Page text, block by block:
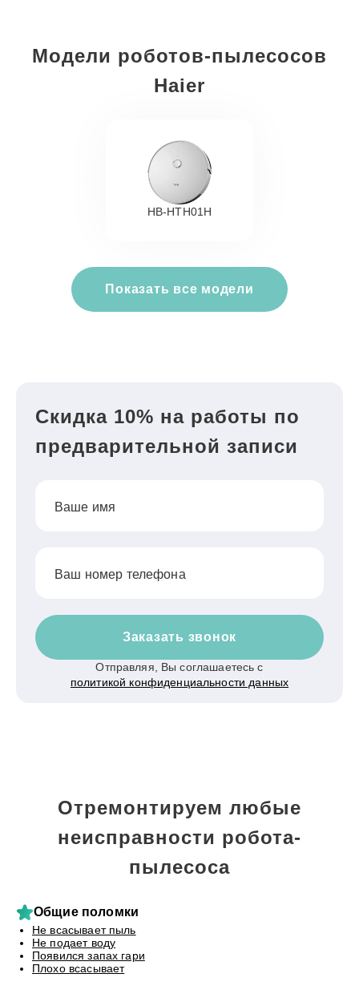
Модели роботов-пылесосов
Haier
HB-HTH01H
Показать все модели
Скидка 10% на работы по
предварительной записи
Ваше имя
Ваш номер телефона
Заказать звонок
Отправляя, Вы соглашаетесь с
политикой конфиденциальности данных
Отремонтируем любые
неисправности робота-
пылесоса
Общие поломки
Не всасывает пыль
Не подает воду
Появился запах гари
Плохо всасывает